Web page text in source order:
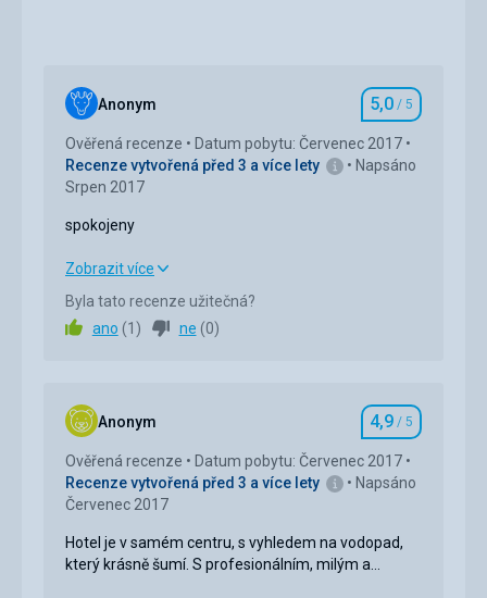
Anonym Hodnocení
5,0 / 5
Ověřená recenze
Datum pobytu: Červenec 2017
Recenze vytvořená před 3 a více lety
Napsáno
Srpen 2017
spokojeny
spokojeny
Strava
Služby 5,0/ 5
Cena 5,0/ 5
Zobrazit více
Byla tato recenze užitečná?
ano (1 ) ne (0)
Anonym Hodnocení
4,9 / 5
Ověřená recenze
Datum pobytu: Červenec 2017
Recenze vytvořená před 3 a více lety
Napsáno
Červenec 2017
Hotel je v samém centru, s vyhledem na vodopad,
který krásně šumí. S profesionálním, milým a